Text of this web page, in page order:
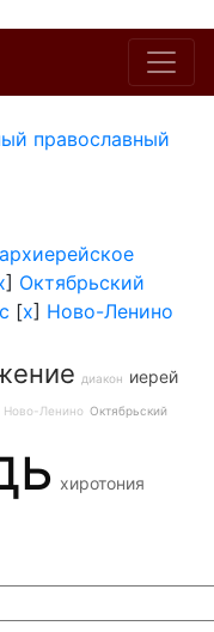
православный
архиерейское
] Октябрьский
[x] Ново-Ленино
диакон иерей
Ново-Ленино Октябрьский
хиротония